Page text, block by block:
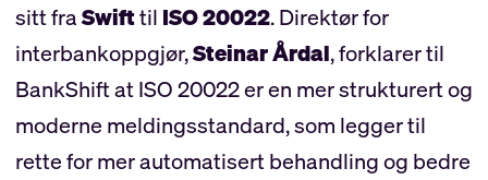
sitt fraSwifttil ISO 20022. Direktør for
interbankoppgjør,Steinar Årdal, forklarer til
BankShift at ISO 20022 er en mer strukturert og
moderne meldingsstandard, som legger til
rette for mer automatisert behandling og bedre